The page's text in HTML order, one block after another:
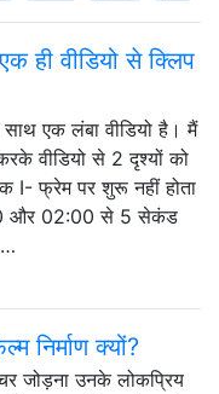
वीडियो से क्लिप
एक लंबा वीडियो है। मैं
वीडियो से 2 दृश्यों को
I- फ्रेम पर शुरू नहीं होता
और 02:00 से 5 सेकंड
…
निर्माण क्यों?
जोड़ना उनके लोकप्रिय